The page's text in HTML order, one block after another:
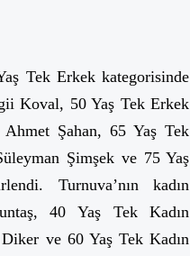
Tek Erkek kategorisinde
Koval, 50 Yaş Tek Erkek
Şahan, 65 Yaş Tek
Şimşek ve 75 Yaş
Turnuva’nın kadın
40 Yaş Tek Kadın
ve 60 Yaş Tek Kadın